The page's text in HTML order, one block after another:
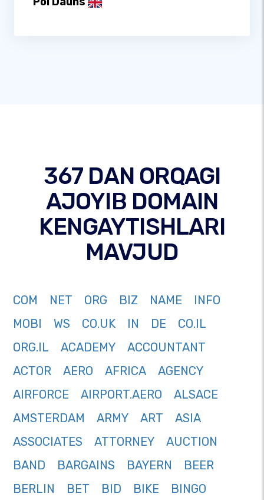
367 DAN ORQAGI
AJOYIB DOMAIN
KENGAYTISHLARI
MAVJUD
COM NET ORG BIZ NAME
INFO
MOBI
WS CO.UK IN DE
CO.IL
ORG.IL
ACADEMY
ACCOUNTANT
ACTOR
AERO AFRICA
AGENCY
AIRFORCE
AIRPORT.AERO
ALSACE
AMSTERDAM
ARMY ART
ASIA
ASSOCIATES
ATTORNEY
AUCTION
BAND
BARGAINS BAYERN
BEER
BERLIN
BET BID BIKE
BINGO